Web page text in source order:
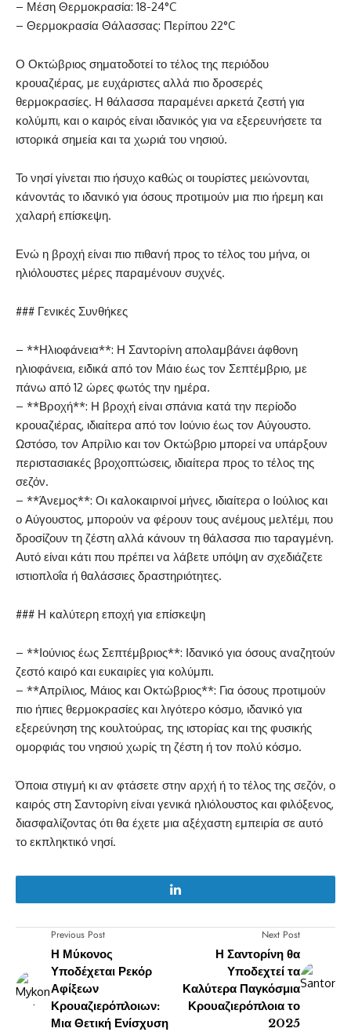
– Μέση Θερμοκρασία: 18-24°C
– Θερμοκρασία Θάλασσας: Περίπου 22°C
Ο Οκτώβριος σηματοδοτεί το τέλος της περιόδου
κρουαζιέρας, με ευχάριστες αλλά πιο δροσερές
θερμοκρασίες. Η θάλασσα παραμένει αρκετά ζεστή για
κολύμπι, και ο καιρός είναι ιδανικός για να εξερευνήσετε τα
ιστορικά σημεία και τα χωριά του νησιού.
Το νησί γίνεται πιο ήσυχο καθώς οι τουρίστες μειώνονται,
κάνοντάς το ιδανικό για όσους προτιμούν μια πιο ήρεμη και
χαλαρή επίσκεψη.
Ενώ η βροχή είναι πιο πιθανή προς το τέλος του μήνα, οι
ηλιόλουστες μέρες παραμένουν συχνές.
### Γενικές Συνθήκες
– **Ηλιοφάνεια**: Η Σαντορίνη απολαμβάνει άφθονη
ηλιοφάνεια, ειδικά από τον Μάιο έως τον Σεπτέμβριο, με
πάνω από 12 ώρες φωτός την ημέρα.
– **Βροχή**: Η βροχή είναι σπάνια κατά την περίοδο
κρουαζιέρας, ιδιαίτερα από τον Ιούνιο έως τον Αύγουστο.
Ωστόσο, τον Απρίλιο και τον Οκτώβριο μπορεί να υπάρξουν
περιστασιακές βροχοπτώσεις, ιδιαίτερα προς το τέλος της
σεζόν.
– **Άνεμος**: Οι καλοκαιρινοί μήνες, ιδιαίτερα ο Ιούλιος και
ο Αύγουστος, μπορούν να φέρουν τους ανέμους μελτέμι, που
δροσίζουν τη ζέστη αλλά κάνουν τη θάλασσα πιο ταραγμένη.
Αυτό είναι κάτι που πρέπει να λάβετε υπόψη αν σχεδιάζετε
ιστιοπλοΐα ή θαλάσσιες δραστηριότητες.
### Η καλύτερη εποχή για επίσκεψη
– **Ιούνιος έως Σεπτέμβριος**: Ιδανικό για όσους αναζητούν
ζεστό καιρό και ευκαιρίες για κολύμπι.
– **Απρίλιος, Μάιος και Οκτώβριος**: Για όσους προτιμούν
πιο ήπιες θερμοκρασίες και λιγότερο κόσμο, ιδανικό για
εξερεύνηση της κουλτούρας, της ιστορίας και της φυσικής
ομορφιάς του νησιού χωρίς τη ζέστη ή τον πολύ κόσμο.
Όποια στιγμή κι αν φτάσετε στην αρχή ή το τέλος της σεζόν, ο
καιρός στη Σαντορίνη είναι γενικά ηλιόλουστος και φιλόξενος,
διασφαλίζοντας ότι θα έχετε μια αξέχαστη εμπειρία σε αυτό
το εκπληκτικό νησί.
Previous Post
Η Μύκονος
Υποδέχεται Ρεκόρ
Αφίξεων
Κρουαζιερόπλοιων:
Μια Θετική Ενίσχυση
Next Post
Η Σαντορίνη θα
Υποδεχτεί τα
Καλύτερα Παγκόσμια
Κρουαζιερόπλοια το
2025